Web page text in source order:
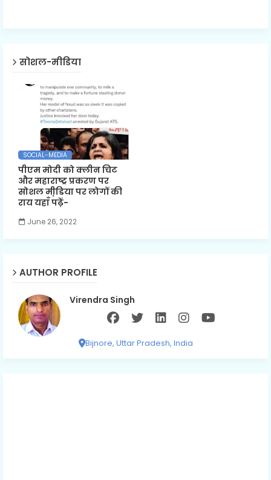
सोशल-मीडिया
SOCIAL-MEDIA
पीएम मोदी को क्लीन चिट
और महाराष्ट्र प्रकरण पर
सोशल मी़डिया पर लोगों की
राय यहाँ पढ़ें-
June 26, 2022
AUTHOR PROFILE
Virendra Singh
Bijnore, Uttar Pradesh, India